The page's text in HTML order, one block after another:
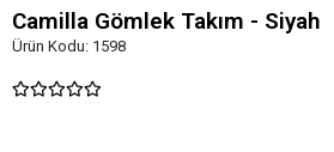
Camilla Gömlek Takım - Siyah
Ürün Kodu: 1598